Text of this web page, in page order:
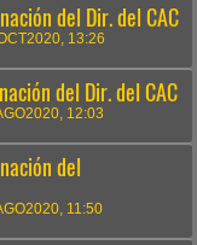
del Dir. del CAC
13:26
del Dir. del CAC
12:03
del
11:50